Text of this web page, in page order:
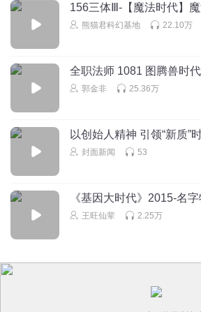
156三体Ⅲ-【魔法时代】魔
熊猫君科幻基地 22.10万
全职法师 1081 图腾兽时代
郭金非 25.36万
以创始人精神 引领“新质”
封面新闻 53
《基因大时代》2015-名
王旺仙辈 2.25万